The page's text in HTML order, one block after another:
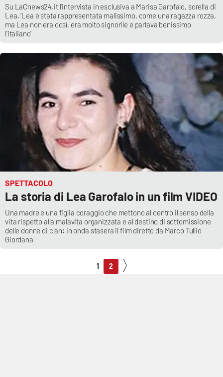
Su LaCnews24.it l'intervista in esclusiva a Marisa Garofalo, sorella di
Lea. ‘Lea è stata rappresentata malissimo, come una ragazza rozza,
ma Lea non era così, era molto signorile e parlava benissimo
l'italiano’
SPETTACOLO
La storia di Lea Garofalo in un film VIDEO
Una madre e una figlia coraggio che mettono al centro il senso della
vita rispetto alla malavita organizzata e al destino di sottomissione
delle donne di clan: in onda stasera il film diretto da Marco Tullio
Giordana
1 2